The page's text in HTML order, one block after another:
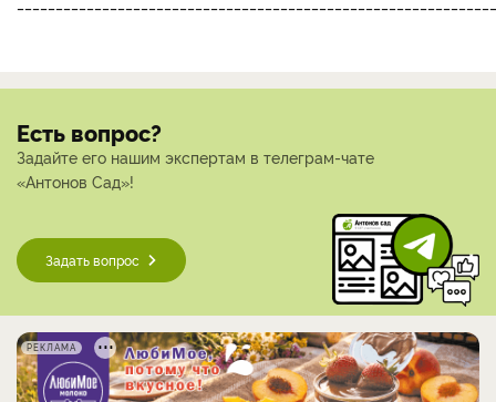
Есть вопрос?
Задайте его нашим экспертам в телеграм-чате
«Антонов Сад»!
Задать вопрос
РЕКЛАМА